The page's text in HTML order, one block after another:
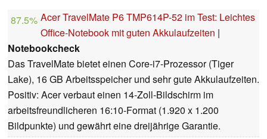
87.5% Acer TravelMate P6 TMP614P-52 im Test: Leichtes
Office-Notebook mit guten Akkulaufzeiten |
Notebookcheck
Das TravelMate bietet einen Core-i7-Prozessor (Tiger
Lake), 16 GB Arbeitsspeicher und sehr gute Akkulaufzeiten.
Positiv: Acer verbaut einen 14-Zoll-Bildschirm im
arbeitsfreundlicheren 16:10-Format (1.920 x 1.200
Bildpunkte) und gewährt eine dreijährige Garantie.